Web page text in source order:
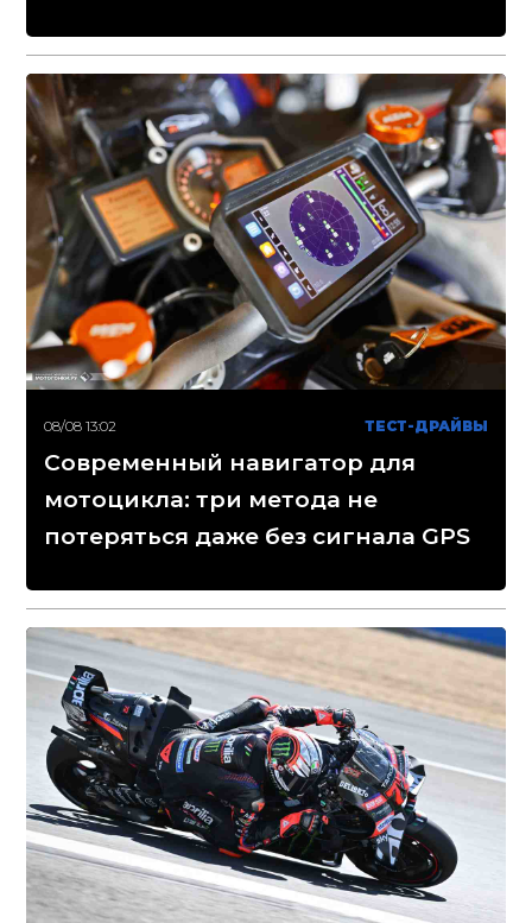
08/08 13:02 ТЕСТ-ДРАЙВЫ
Современный навигатор для
мотоцикла: три метода не
потеряться даже без сигнала GPS